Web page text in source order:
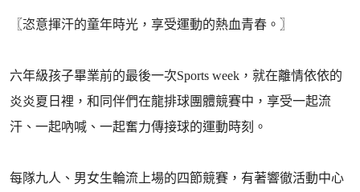
〖恣意揮汗的童年時光，享受運動的熱血青春。〗
六年級孩子畢業前的最後一次Sports week，就在離情依依的
炎炎夏日裡，和同伴們在龍排球團體競賽中，享受一起流
汗、一起吶喊、一起奮力傳接球的運動時刻。
每隊九人、男女生輪流上場的四節競賽，有著響徹活動中心